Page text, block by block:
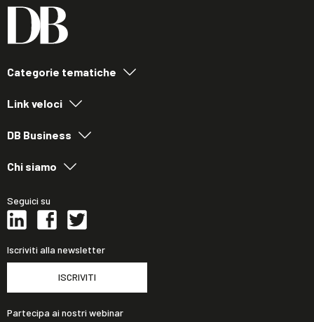
Categorie tematiche
Link veloci
DB Business
Chi siamo
Seguici su
Iscriviti alla newsletter
ISCRIVITI
Partecipa ai nostri webinar